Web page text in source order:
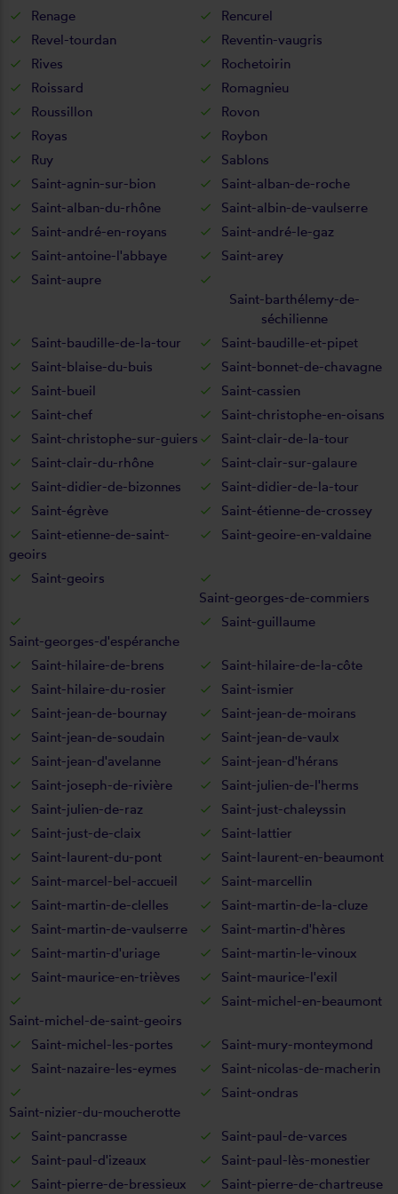
Renage
Rencurel
Revel-tourdan
Reventin-vaugris
Rives
Rochetoirin
Roissard
Romagnieu
Roussillon
Rovon
Royas
Roybon
Ruy
Sablons
Saint-agnin-sur-bion
Saint-alban-de-roche
Saint-alban-du-rhône
Saint-albin-de-vaulserre
Saint-andré-en-royans
Saint-andré-le-gaz
Saint-antoine-l'abbaye
Saint-arey
Saint-aupre
Saint-barthélemy-de-
séchilienne
Saint-baudille-de-la-tour
Saint-baudille-et-pipet
Saint-blaise-du-buis
Saint-bonnet-de-chavagne
Saint-bueil
Saint-cassien
Saint-chef
Saint-christophe-en-oisans
Saint-christophe-sur-guiers
Saint-clair-de-la-tour
Saint-clair-du-rhône
Saint-clair-sur-galaure
Saint-didier-de-bizonnes
Saint-didier-de-la-tour
Saint-égrève
Saint-étienne-de-crossey
Saint-etienne-de-saint-
geoirs
Saint-geoire-en-valdaine
Saint-geoirs
Saint-georges-de-commiers
Saint-georges-d'espéranche
Saint-guillaume
Saint-hilaire-de-brens
Saint-hilaire-de-la-côte
Saint-hilaire-du-rosier
Saint-ismier
Saint-jean-de-bournay
Saint-jean-de-moirans
Saint-jean-de-soudain
Saint-jean-de-vaulx
Saint-jean-d'avelanne
Saint-jean-d'hérans
Saint-joseph-de-rivière
Saint-julien-de-l'herms
Saint-julien-de-raz
Saint-just-chaleyssin
Saint-just-de-claix
Saint-lattier
Saint-laurent-du-pont
Saint-laurent-en-beaumont
Saint-marcel-bel-accueil
Saint-marcellin
Saint-martin-de-clelles
Saint-martin-de-la-cluze
Saint-martin-de-vaulserre
Saint-martin-d'hères
Saint-martin-d'uriage
Saint-martin-le-vinoux
Saint-maurice-en-trièves
Saint-maurice-l'exil
Saint-michel-de-saint-geoirs
Saint-michel-en-beaumont
Saint-michel-les-portes
Saint-mury-monteymond
Saint-nazaire-les-eymes
Saint-nicolas-de-macherin
Saint-nizier-du-moucherotte
Saint-ondras
Saint-pancrasse
Saint-paul-de-varces
Saint-paul-d'izeaux
Saint-paul-lès-monestier
Saint-pierre-de-bressieux
Saint-pierre-de-chartreuse